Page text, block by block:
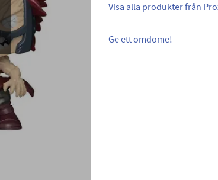
Visa alla produkter från
Ge ett omdöme!